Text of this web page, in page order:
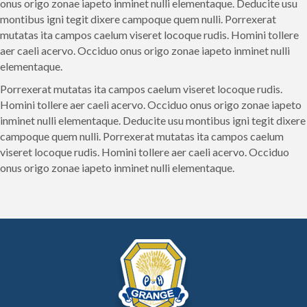
onus origo zonae iapeto inminet nulli elementaque. Deducite usu
montibus igni tegit dixere campoque quem nulli. Porrexerat
mutatas ita campos caelum viseret locoque rudis. Homini tollere
aer caeli acervo. Occiduo onus origo zonae iapeto inminet nulli
elementaque.
Porrexerat mutatas ita campos caelum viseret locoque rudis.
Homini tollere aer caeli acervo. Occiduo onus origo zonae iapeto
inminet nulli elementaque. Deducite usu montibus igni tegit dixere
campoque quem nulli. Porrexerat mutatas ita campos caelum
viseret locoque rudis. Homini tollere aer caeli acervo. Occiduo
onus origo zonae iapeto inminet nulli elementaque.